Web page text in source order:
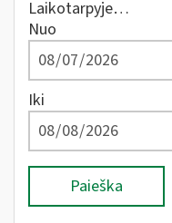
Laikotarpyje…
Nuo
Iki
Paieška